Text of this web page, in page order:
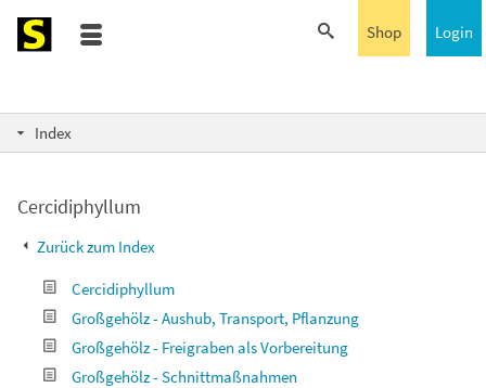
Login
Shop
Index
Cercidiphyllum
Zurück zum Index
Cercidiphyllum
Großgehölz - Aushub, Transport, Pflanzung
Großgehölz - Freigraben als Vorbereitung
Großgehölz - Schnittmaßnahmen